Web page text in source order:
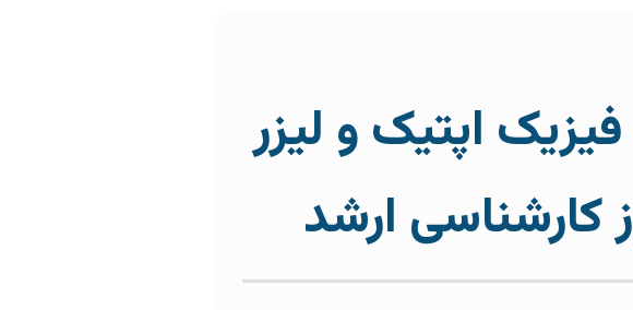
اپتیک و لیزر
کارشناسی ارشد